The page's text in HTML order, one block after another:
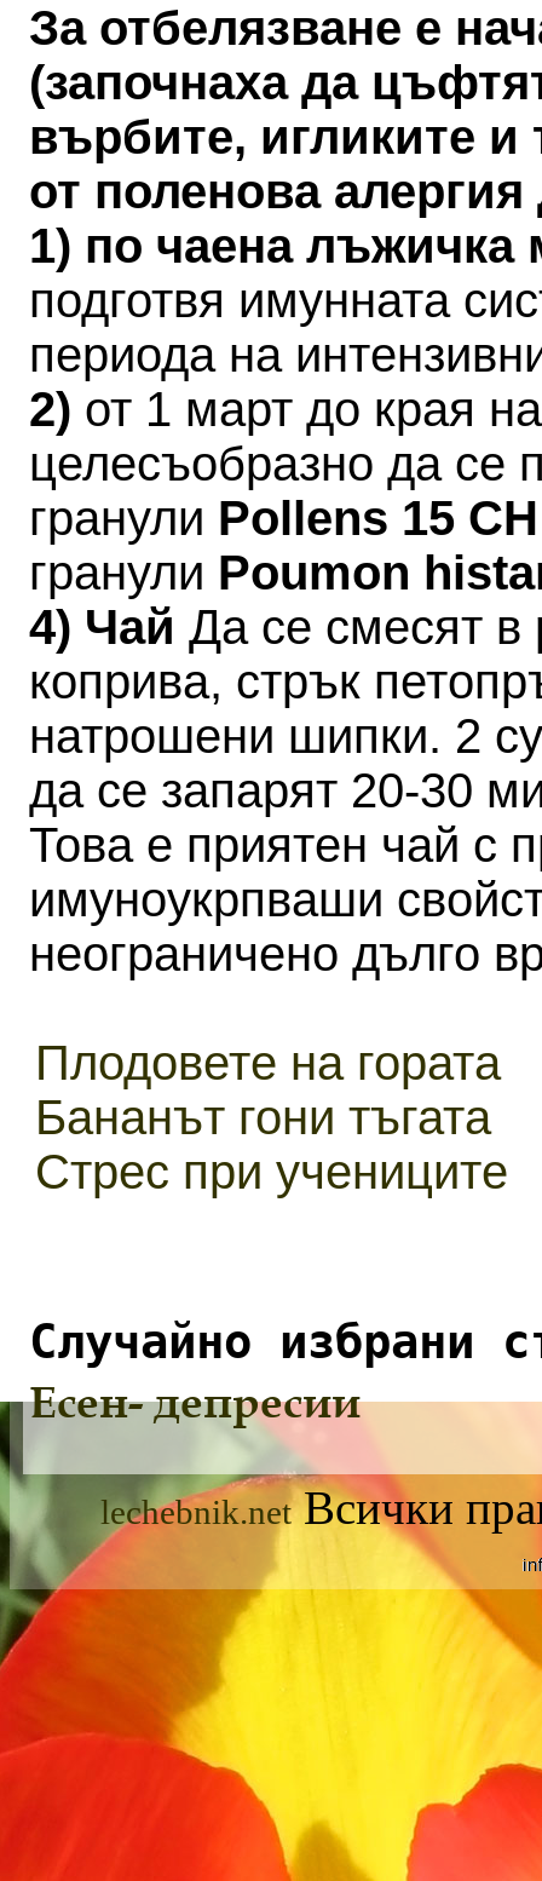
За отбелязване е
(започнаха да
върбите, игликите
от поленова
1) по чаена
подготвя имунната
периода на
2) от 1 март до края
целесъобразно да се
гранули Pollens 15
гранули Poumon
4) Чай Да се смесят в
коприва, стрък
натрошени шипки. 2
да се запарят 20-30
Това е приятен чай с
имуноукрпваши
неограничено дълго
Плодовете на гората
Бананът гони тъгата
Стрес при учениците
Случайно избрани
Eсен- депресии
lechebnik.netВсички